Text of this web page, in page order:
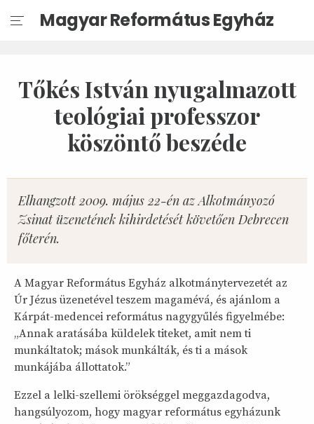
Magyar Református Egyház
Tőkés István nyugalmazott
teológiai professzor
köszöntő beszéde
Elhangzott 2009. május 22-én az Alkotmányozó
Zsinat üzenetének kihirdetését követően Debrecen
főterén.
A Magyar Református Egyház alkotmánytervezetét az
Úr Jézus üzenetével teszem magamévá, és ajánlom a
Kárpát-medencei református nagygyűlés figyelmébe:
„Annak aratásába küldelek titeket, amit nem ti
munkáltatok; mások munkálták, és ti a mások
munkájába állottatok.”
Ezzel a lelki-szellemi örökséggel meggazdagodva,
hangsúlyozom, hogy magyar református egyházunk